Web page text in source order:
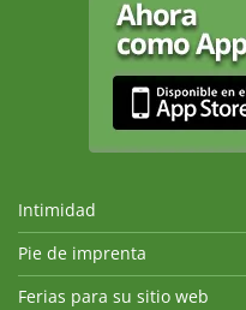
Intimidad
Pie de imprenta
Ferias para su sitio web